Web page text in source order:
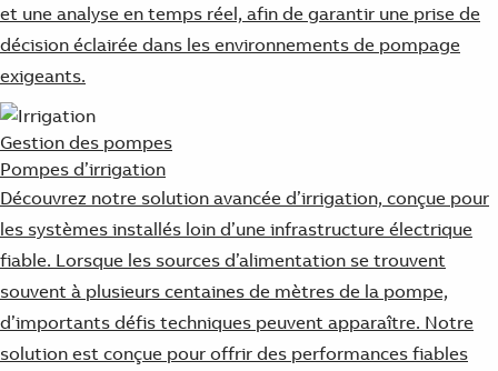
et une analyse en temps réel, afin de garantir une prise de
décision éclairée dans les environnements de pompage
exigeants.
Gestion des pompes
Pompes d’irrigation
Découvrez notre solution avancée d’irrigation, conçue pour
les systèmes installés loin d’une infrastructure électrique
fiable. Lorsque les sources d’alimentation se trouvent
souvent à plusieurs centaines de mètres de la pompe,
d’importants défis techniques peuvent apparaître. Notre
solution est conçue pour offrir des performances fiables